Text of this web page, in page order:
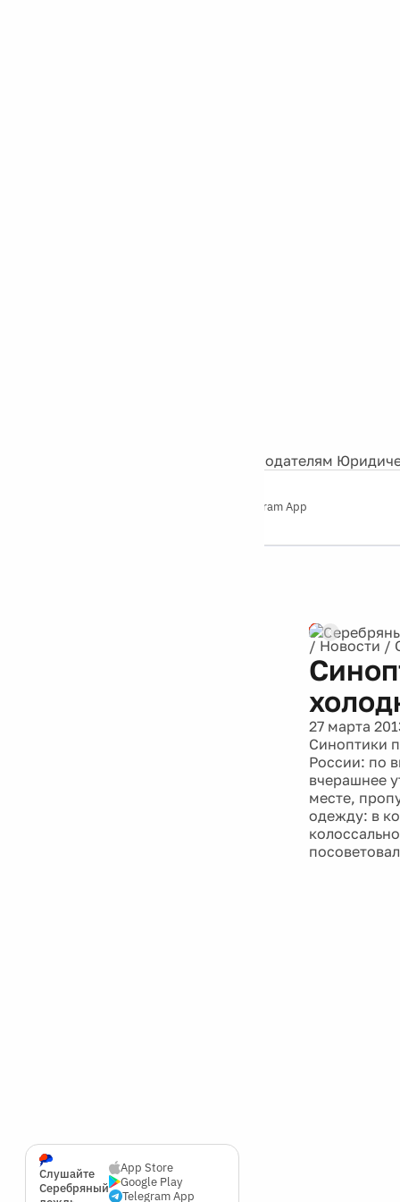
Рекламодателям
Telegram App
Слушайте
Серебряный
App Store
Google Play
Telegram App
/ Новости /
27 марта
Синоптики
России: по
вчерашнее
месте,
одежду: в